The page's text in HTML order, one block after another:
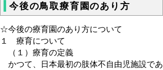
今後の鳥取療育園のあり方
☆今後の療育園のあり方について
１ 療育について
（１）療育の定義
かつて、日本最初の肢体不自由児施設であ